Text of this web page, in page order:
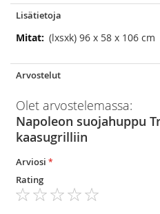
Lisätietoja
Lisätietoja(lxsxk) 96 x 58 x 106 cm
Arvostelut
Olet arvostelemassa:
Napoleon suojahuppu
kaasugrilliin
Arviosi
Rating